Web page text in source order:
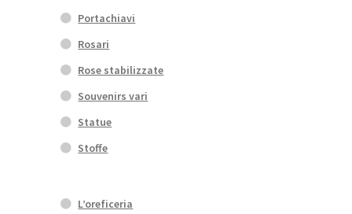
Portachiavi
Rosari
Rose stabilizzate
Souvenirs vari
Statue
Stoffe
L’oreficeria